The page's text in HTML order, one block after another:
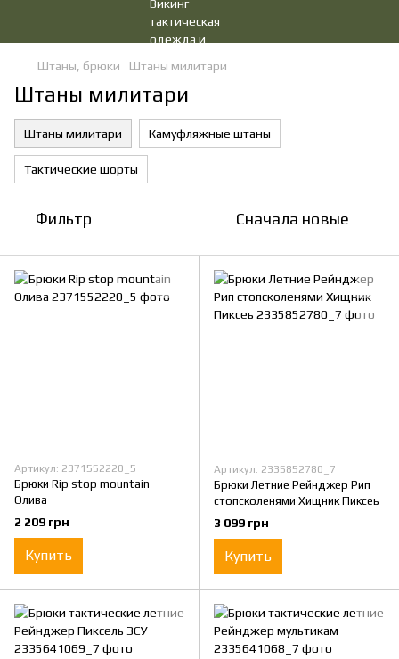
Штаны, брюки Штаны милитари
Штаны милитари
Штаны милитари Камуфляжные штаны
Тактические шорты
Фильтр Сначала новые
Артикул: 2371552220_5
Брюки Rip stop mountain
Олива
2 209 грн
Купить
Артикул: 2335852780_7
Брюки Летние Рейнджер Рип
стопсколенями Хищник Пиксеь
3 099 грн
Купить